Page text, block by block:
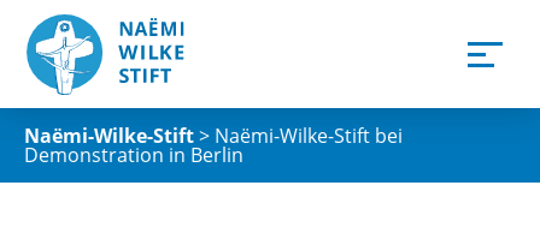
Naëmi-Wilke-Stift> Naëmi-Wilke-Stift bei
Demonstration in Berlin